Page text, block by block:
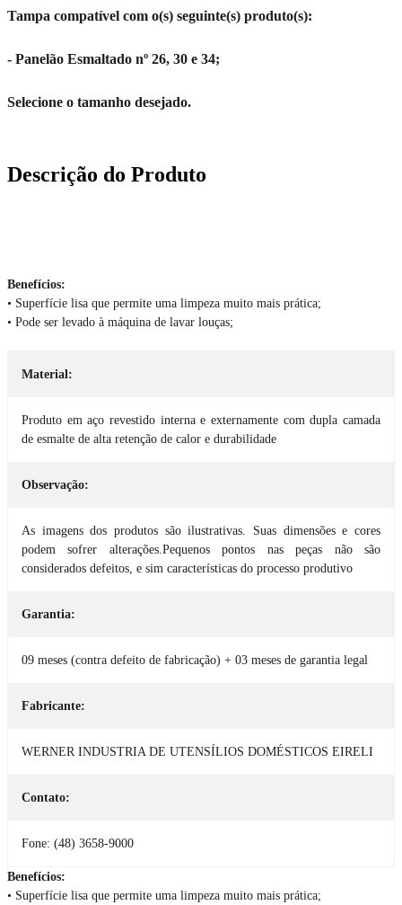
Tampa compatível com o(s) seguinte(s) produto(s):
- Panelão Esmaltado nº 26, 30 e 34;
Selecione o tamanho desejado.
Descrição do Produto
Benefícios:
• Superfície lisa que permite uma limpeza muito mais prática;
• Pode ser levado à máquina de lavar louças;
Material:
Produto em aço revestido interna e externamente com dupla camada
de esmalte de alta retenção de calor e durabilidade
Observação:
As imagens dos produtos são ilustrativas. Suas dimensões e cores
podem sofrer alterações.Pequenos pontos nas peças não são
considerados defeitos, e sim características do processo produtivo
Garantia:
09 meses (contra defeito de fabricação) + 03 meses de garantia legal
Fabricante:
WERNER INDUSTRIA DE UTENSÍLIOS DOMÉSTICOS EIRELI
Contato:
Fone: (48) 3658-9000
Benefícios:
• Superfície lisa que permite uma limpeza muito mais prática;